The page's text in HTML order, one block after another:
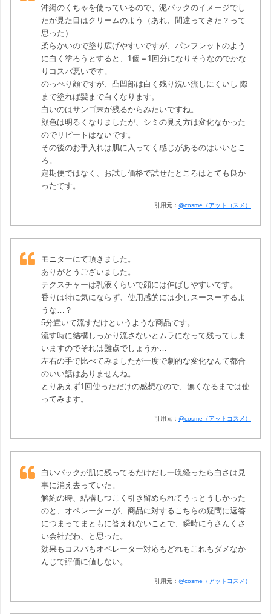
沖縄のくちゃを使っているので、泥パックのイメージでし
たが見た目はクリームのよう（あれ、間違ってきた？って
思った）
柔らかいので塗り広げやすいですが、パンフレットのよう
に白く塗ろうとすると、1個＝1回分になりそうなのでかな
りコスパ悪いです。
のっぺり顔ですが、凸凹部は白く残り洗い流しにくいし 際
まで塗れば髪まで白くなります。
白いのはサンゴ末が残るからみたいですね。
顔色は明るくなりましたが、シミの見え方は変化なかった
のでリピートはないです。
その後のお手入れは肌に入ってく感じがあるのはいいとこ
ろ。
定期便ではなく、お試し価格で試せたところはとても良か
ったです。
引用元： @cosme（アットコスメ）
モニターにて頂きました。
ありがとうございました。
テクスチャーは乳液くらいで顔には伸ばしやすいです。
香りは特に気にならず、使用感的には少しスースーするよ
うな…？
5分置いて流すだけというような商品です。
流す時に結構しっかり流さないとムラになって残ってしま
いますのでそれは難点でしょうか…
左右の手で比べてみましたが一度で劇的な変化なんて都合
のいい話はありませんね。
とりあえず1回使っただけの感想なので、無くなるまでは使
ってみます。
引用元： @cosme（アットコスメ）
白いパックが肌に残ってるだけだし一晩経ったら白さは見
事に消え去っていた。
解約の時、結構しつこく引き留められてうっとうしかった
のと、オペレーターが、商品に対するこちらの疑問に返答
につまってまともに答えれないことで、瞬時にうさんくさ
い会社だわ、と思った。
効果もコスパもオペレーター対応もどれもこれもダメなか
んじで評価に値しない。
引用元： @cosme（アットコスメ）